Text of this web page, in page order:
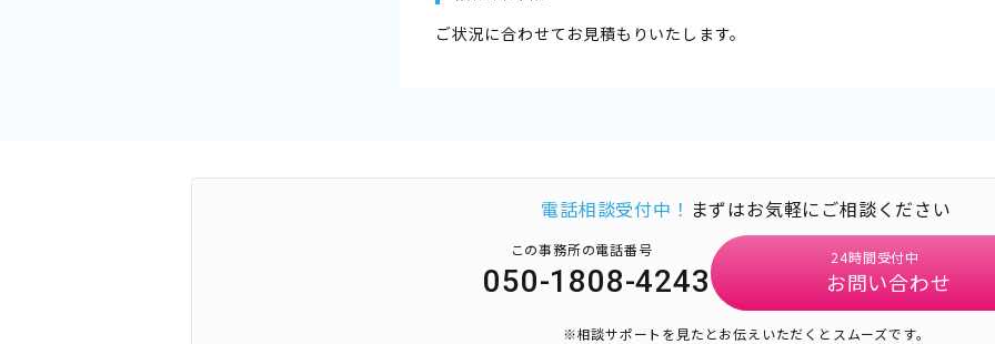
ご状況に合わせてお見積もりいたします。
電話相談受付中！ まずはお気軽にご相談ください
この事務所の電話番号
050-1808-4243
24時間受付中
お問い合わせ
※相談サポートを見たとお伝えいただくとスムーズです。